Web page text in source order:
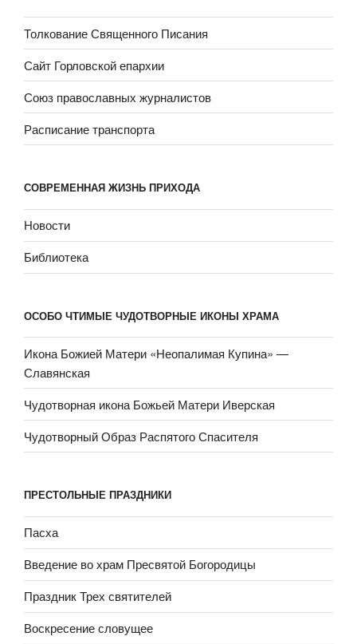
Толкование Священного Писания
Сайт Горловской епархии
Союз православных журналистов
Расписание транспорта
СОВРЕМЕННАЯ ЖИЗНЬ ПРИХОДА
Новости
Библиотека
ОСОБО ЧТИМЫЕ ЧУДОТВОРНЫЕ ИКОНЫ ХРАМА
Икона Божией Матери «Неопали­мая Купина» —
Славянская
Чудотворная икона Божьей Матери Иверская
Чудотворный Образ Распятого Спасителя
ПРЕСТОЛЬНЫЕ ПРАЗДНИКИ
Пасха
Введение во храм Пресвятой Богородицы
Праздник Трех святителей
Воскресение словущее